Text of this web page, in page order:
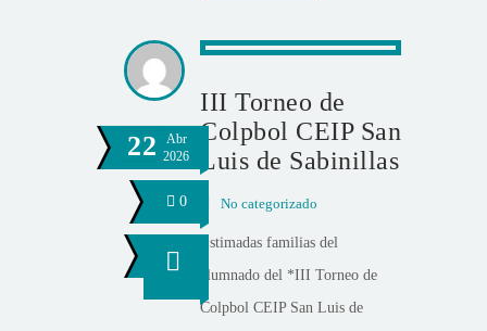
22
Abr
2026
0
III Torneo de
Colpbol CEIP San
Luis de Sabinillas
No categorizado
Estimadas familias del
alumnado del *III Torneo de
Colpbol CEIP San Luis de